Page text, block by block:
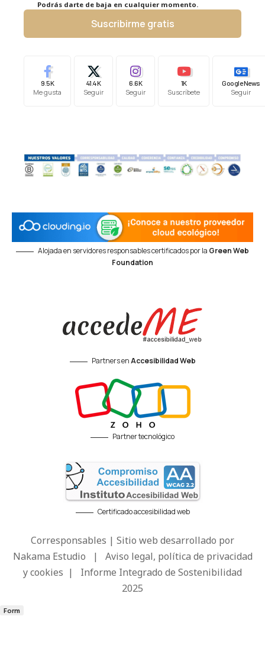
Podrás darte de baja en cualquier momento.
Suscribirme gratis
9.5K
Me gusta
41.4K
Seguir
6.6K
Seguir
1K
Suscríbete
Google News
Seguir
Alojada en servidores responsables certificados por la Green Web
Foundation
Partners enAccesibilidad Web
Partner tecnológico
Certificado accesibilidad web
Corresponsables | Sitio web desarrollado por
Nakama Estudio | Aviso legal, política de privacidad
y cookies | Informe Integrado de Sostenibilidad
2025
Form